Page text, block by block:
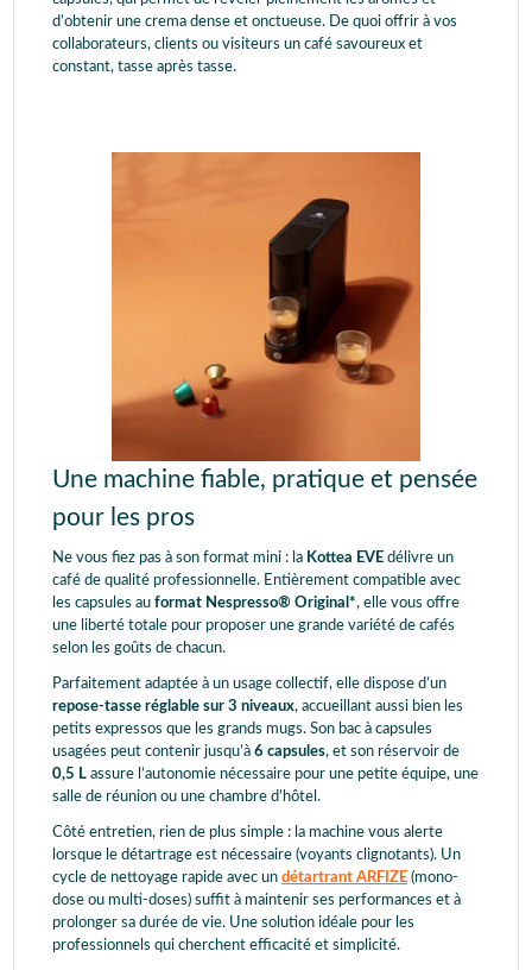
d’obtenir une crema dense et onctueuse. De quoi offrir à vos
collaborateurs, clients ou visiteurs un café savoureux et
constant, tasse après tasse.
Une machine fiable, pratique et pensée
pour les pros
Ne vous fiez pas à son format mini : la Kottea EVE délivre un
café de qualité professionnelle. Entièrement compatible avec
les capsules au format Nespresso® Original*, elle vous offre
une liberté totale pour proposer une grande variété de cafés
selon les goûts de chacun.
Parfaitement adaptée à un usage collectif, elle dispose d’un
repose-tasse réglable sur 3 niveaux, accueillant aussi bien les
petits expressos que les grands mugs. Son bac à capsules
usagées peut contenir jusqu’à 6 capsules, et son réservoir de
0,5 L assure l’autonomie nécessaire pour une petite équipe, une
salle de réunion ou une chambre d’hôtel.
Côté entretien, rien de plus simple : la machine vous alerte
lorsque le détartrage est nécessaire (voyants clignotants). Un
cycle de nettoyage rapide avec un détartrant ARFIZE (mono-
dose ou multi-doses) suffit à maintenir ses performances et à
prolonger sa durée de vie. Une solution idéale pour les
professionnels qui cherchent efficacité et simplicité.